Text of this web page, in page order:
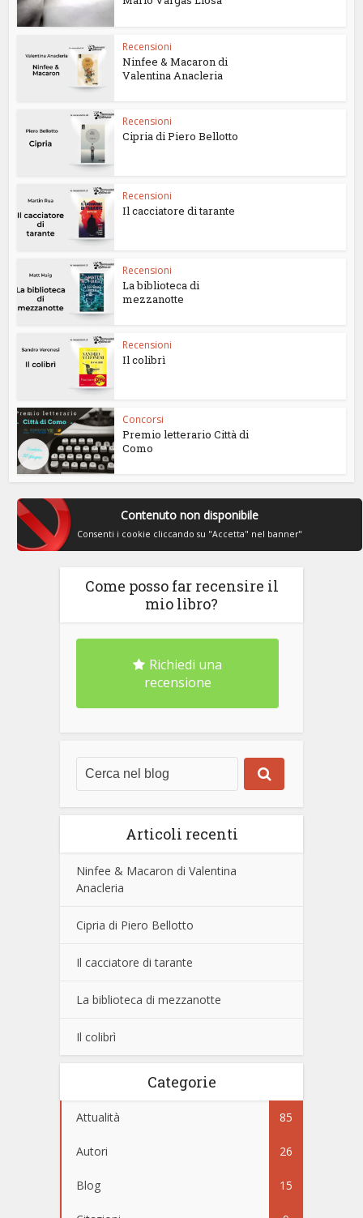
Recensioni
Ninfee & Macaron di
Valentina Anacleria
Recensioni
Cipria di Piero Bellotto
Recensioni
Il cacciatore di tarante
Recensioni
La biblioteca di
mezzanotte
Recensioni
Il colibrì
Concorsi
Premio letterario Città di
Como
Contenuto non disponibile
Consenti i cookie cliccando su "Accetta" nel banner"
Come posso far recensire il
mio libro?
Richiedi una
recensione
Articoli recenti
Ninfee & Macaron di Valentina
Anacleria
Cipria di Piero Bellotto
Il cacciatore di tarante
La biblioteca di mezzanotte
Il colibrì
Categorie
Attualità 85
Autori 26
Blog 15